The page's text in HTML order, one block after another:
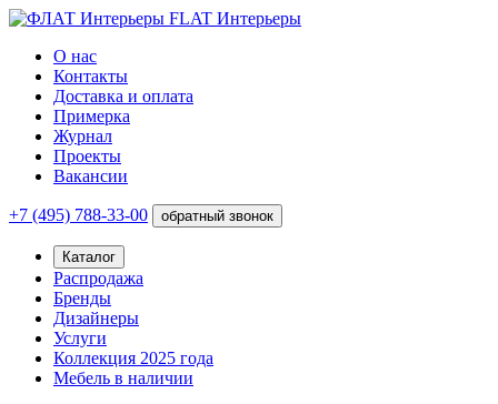
FLAT Интерьеры
О нас
Контакты
Доставка и оплата
Примерка
Журнал
Проекты
Вакансии
+7 (495) 788-33-00 обратный звонок
Каталог
Распродажа
Бренды
Дизайнеры
Услуги
Коллекция 2025 года
Мебель в наличии